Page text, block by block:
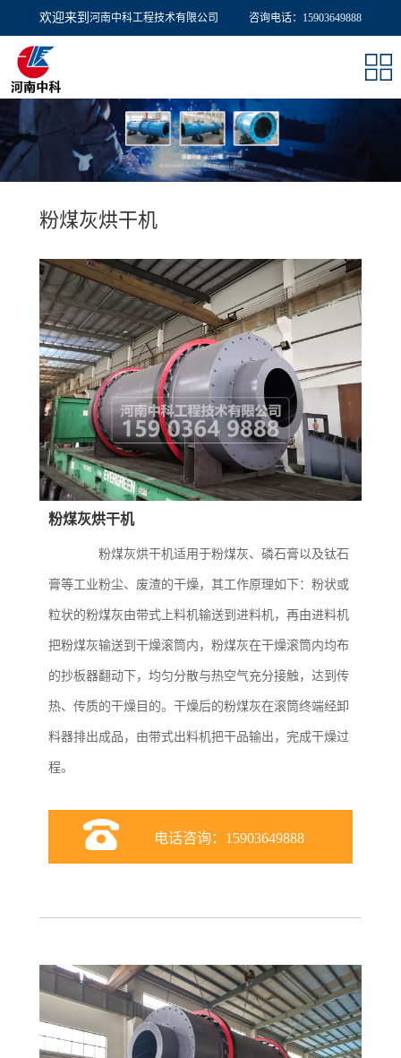
欢迎来到 河南中科工程技术有限公司 咨询电话：15903649888
欢迎来到河南中科工程技术有限公司 咨询电话：15903649888
粉煤灰烘干机
粉煤灰烘干机
粉煤灰烘干机适用于粉煤灰、磷石膏以及钛石
膏等工业粉尘、废渣的干燥，其工作原理如下：粉状或
粒状的粉煤灰由带式上料机输送到进料机，再由进料机
把粉煤灰输送到干燥滚筒内，粉煤灰在干燥滚筒内均布
的抄板器翻动下，均匀分散与热空气充分接触，达到传
热、传质的干燥目的。干燥后的粉煤灰在滚筒终端经卸
料器排出成品，由带式出料机把干品输出，完成干燥过
程。
电话咨询：15903649888